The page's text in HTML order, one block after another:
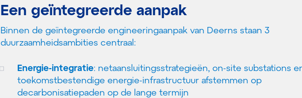
Een geïntegreerde aanpak
Binnen de geïntegreerde engineeringaanpak van Deerns staan 3
duurzaamheidsambities centraal:
Energie-integratie: netaansluitingsstrategieën, on-site substations
toekomstbestendige energie-infrastructuur afstemmen op
decarbonisatiepaden op de lange termijn